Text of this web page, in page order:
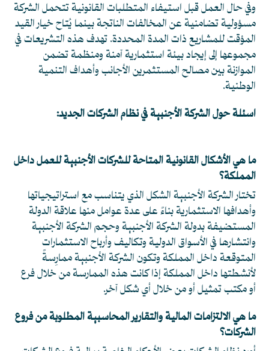
وفي حال العمل قبل استيفاء المتطلبات القانونية تتحمل الشركة
مسؤولية تضامنية عن المخالفات الناتجة بينما يُتاح خيار القيد
المؤقت للمشاريع ذات المدة المحددة. تهدف هذه التشريعات في
مجموعها إلى إيجاد بيئة استثمارية آمنة ومنظمة تضمن
الموازنة بين مصالح المستثمرين الأجانب وأهداف التنمية
الوطنية.
اسئلة حول الشركة الأجنبية في نظام الشركات الجديد:
ما هي الأشكال القانونية المتاحة للشركات الأجنبية للعمل داخل
المملكة؟
تختار الشركة الأجنبية الشكل الذي يتناسب مع استراتيجياتها
وأهدافها الاستثمارية بناءً على عدة عوامل منها علاقة الدولة
المستضيفة بدولة الشركة الأجنبية وحجم الشركة الأجنبية
وانتشارها في الأسواق الدولية وتكاليف وأرباح الاستثمارات
المتوقعة داخل المملكة وتكون الشركة الأجنبية ممارِسةً
لأنشطتها داخل المملكة إذا كانت هذه الممارسة من خلال فرع
أو مكتب تمثيل أو من خلال أي شكل آخر.
ما هي الالتزامات المالية والتقارير المحاسبية المطلوبة من فروع
الشركات؟